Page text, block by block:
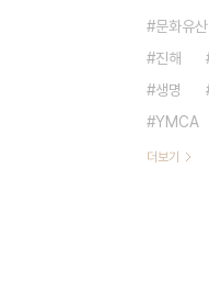
문화유산
진해
생명
YMCA
더보기